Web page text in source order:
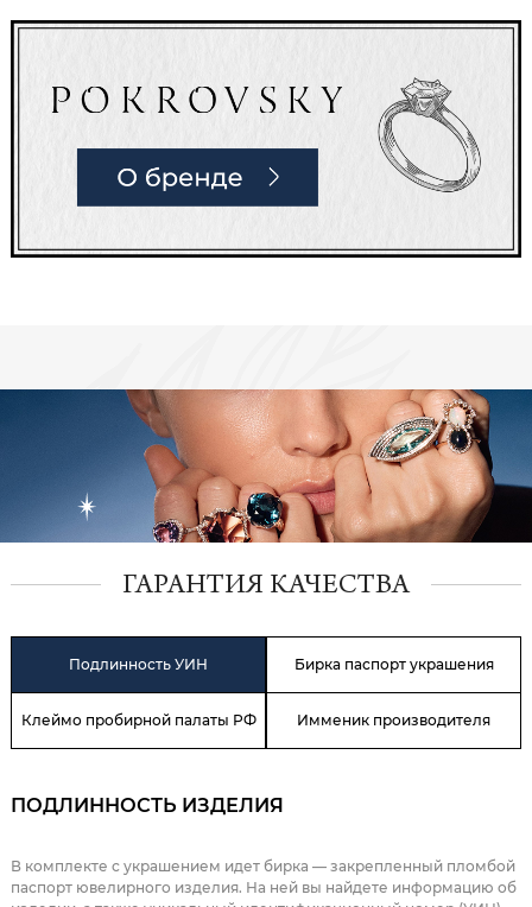
ГАРАНТИЯ КАЧЕСТВА
Подлинность УИН Бирка паспорт украшения
Клеймо пробирной палаты РФ Имменик производителя
ПОДЛИННОСТЬ ИЗДЕЛИЯ
В комплекте с украшением идет бирка — закрепленный пломбой
паспорт ювелирного изделия. На ней вы найдете информацию об